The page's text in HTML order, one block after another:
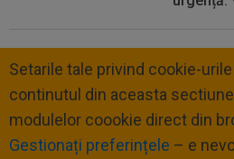
Setarile tale privind cookie-
continutul din aceasta
modulelor coookie direct din
Gestionați preferințele – e